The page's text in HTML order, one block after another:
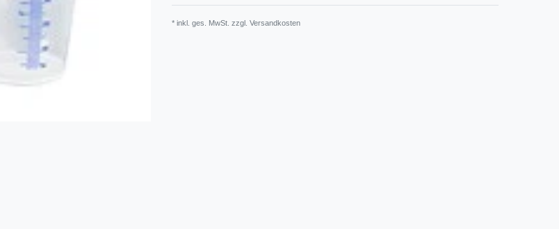
* inkl. ges. MwSt. zzgl. Versandkosten